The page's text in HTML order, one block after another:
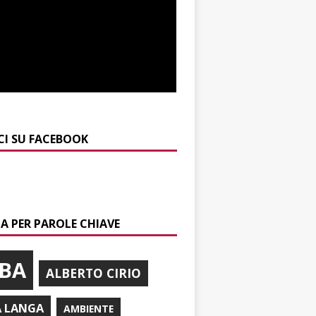
SU FACEBOOK
PER PAROLE CHIAVE
ALBERTO CIRIO
LANGA AMBIENTE